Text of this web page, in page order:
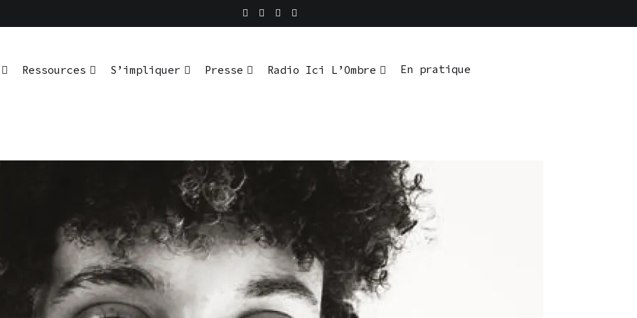
Ressources S’impliquer Presse Radio Ici L’Ombre En pratique